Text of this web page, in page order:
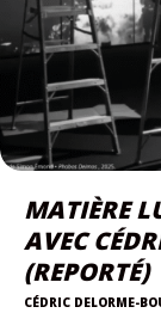
MATIÈRE
AVEC
(REPORTÉ)
CÉDRIC DELORME-